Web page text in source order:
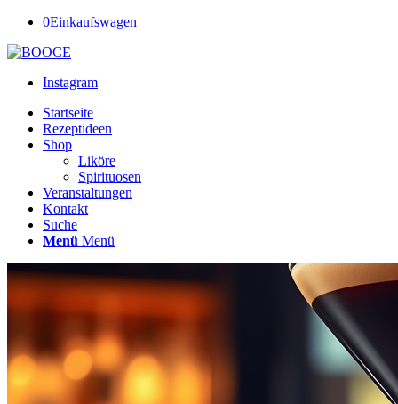
0Einkaufswagen
Instagram
Startseite
Rezeptideen
Shop
Liköre
Spirituosen
Veranstaltungen
Kontakt
Suche
Menü Menü